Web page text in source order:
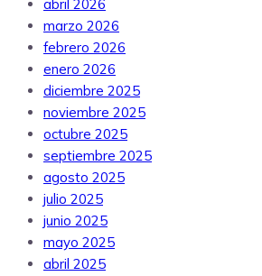
abril 2026
marzo 2026
febrero 2026
enero 2026
diciembre 2025
noviembre 2025
octubre 2025
septiembre 2025
agosto 2025
julio 2025
junio 2025
mayo 2025
abril 2025